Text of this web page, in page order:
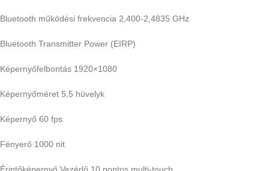
Bluetooth működési frekvencia 2,400-2,4835 GHz
Bluetooth Transmitter Power (EIRP)
Képernyőfelbontás 1920×1080
Képernyőméret 5,5 hüvelyk
Képernyő 60 fps
Fényerő 1000 nit